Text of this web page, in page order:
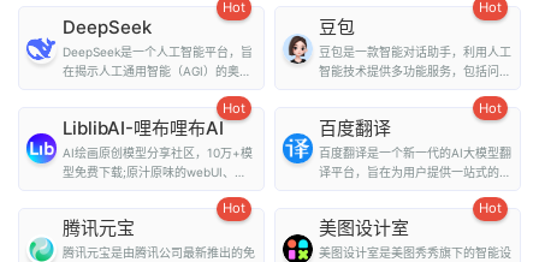
Hot
DeepSeek
DeepSeek是一个人工智能平台，旨
在揭示人工通用智能（AGI）的奥
Hot
豆包
豆包是一款智能对话助手，利用人工
智能技术提供多功能服务，包括问
Hot
LiblibAI-哩布哩布AI
AI绘画原创模型分享社区，10万+模
型免费下载;原汁原味的webUI、
Hot
百度翻译
百度翻译是一个新一代的AI大模型翻
译平台，旨在为用户提供一站式的翻
Hot
腾讯元宝
腾讯元宝是由腾讯公司最新推出的免
Hot
美图设计室
美图设计室是美图秀秀旗下的智能设